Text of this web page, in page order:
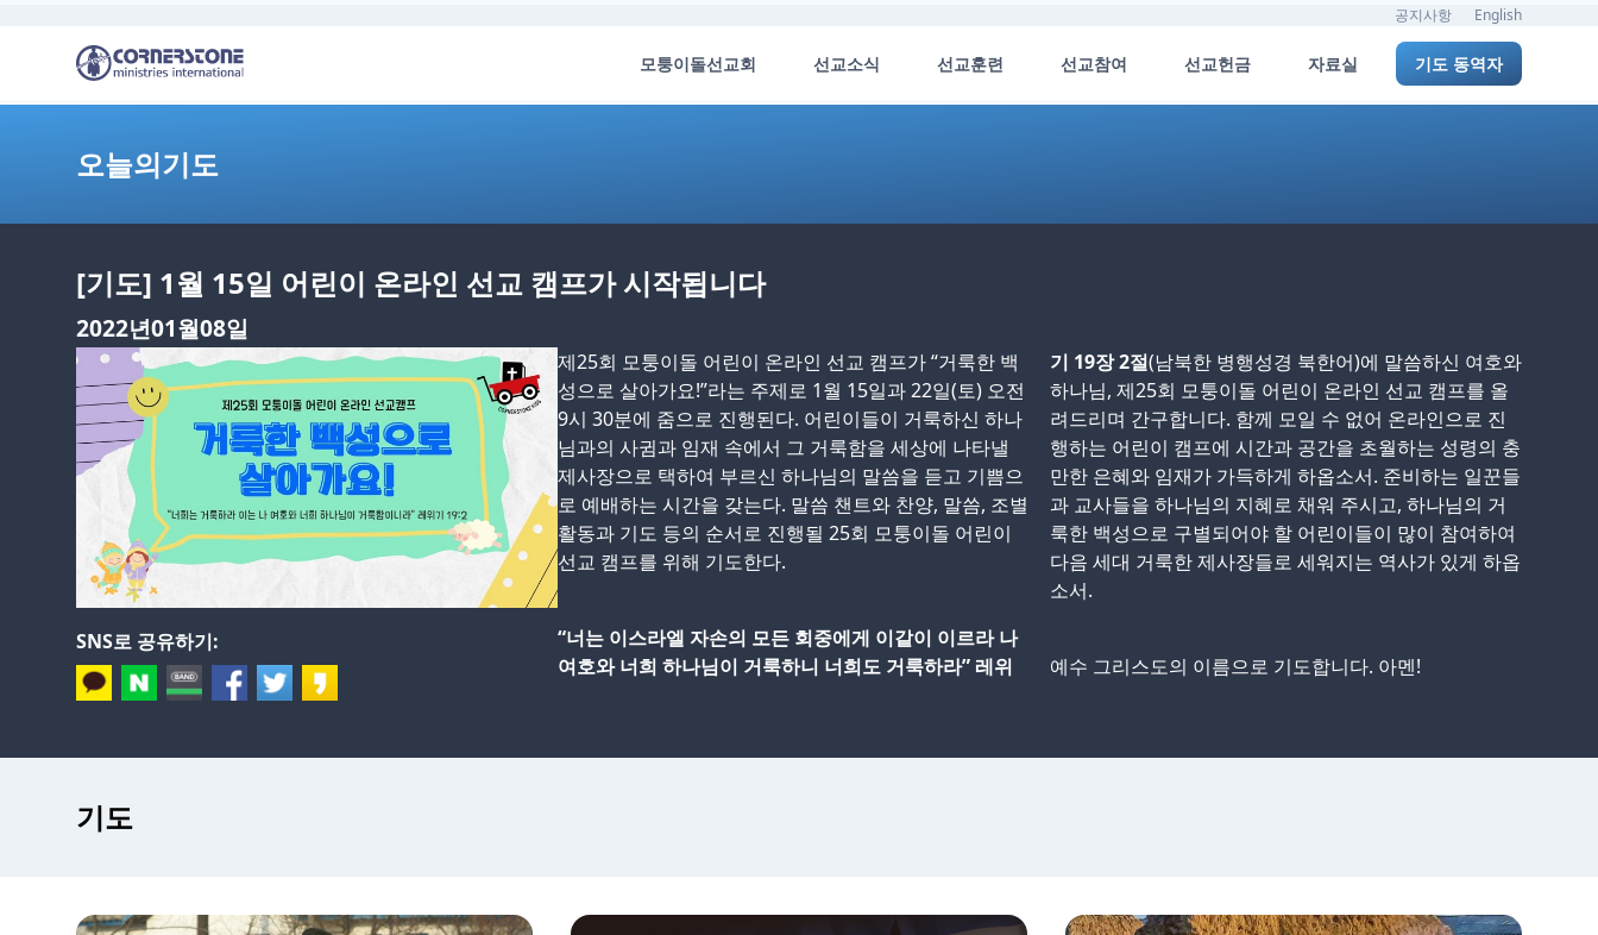
공지사항 English
모퉁이돌선교회 선교소식 선교훈련 선교참여 선교헌금 자료실 기도 동역자
오늘의기도
[기도] 1월 15일 어린이 온라인 선교 캠프가 시작됩니다
2022년01월08일
SNS로 공유하기:
제25회 모퉁이돌 어린이 온라인 선교 캠프가 “거룩한 백
성으로 살아가요!”라는 주제로 1월 15일과 22일(토) 오전
9시 30분에 줌으로 진행된다. 어린이들이 거룩하신 하나
님과의 사귐과 임재 속에서 그 거룩함을 세상에 나타낼
제사장으로 택하여 부르신 하나님의 말씀을 듣고 기쁨으
로 예배하는 시간을 갖는다. 말씀 챈트와 찬양, 말씀, 조별
활동과 기도 등의 순서로 진행될 25회 모퉁이돌 어린이
선교 캠프를 위해 기도한다.
“너는 이스라엘 자손의 모든 회중에게 이같이 이르라 나
여호와 너희 하나님이 거룩하니 너희도 거룩하라” 레위
기 19장 2절(남북한 병행성경 북한어)에 말씀하신 여호와
하나님, 제25회 모퉁이돌 어린이 온라인 선교 캠프를 올
려드리며 간구합니다. 함께 모일 수 없어 온라인으로 진
행하는 어린이 캠프에 시간과 공간을 초월하는 성령의 충
만한 은혜와 임재가 가득하게 하옵소서. 준비하는 일꾼들
과 교사들을 하나님의 지혜로 채워 주시고, 하나님의 거
룩한 백성으로 구별되어야 할 어린이들이 많이 참여하여
다음 세대 거룩한 제사장들로 세워지는 역사가 있게 하옵
소서.
예수 그리스도의 이름으로 기도합니다. 아멘!
기도